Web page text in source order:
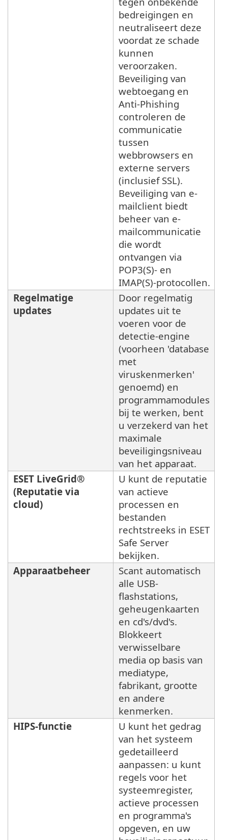
bedreigingen en
neutraliseert deze
voordat ze schade
kunnen
veroorzaken.
Beveiliging van
webtoegang en
Anti-Phishing
controleren de
communicatie
tussen
webbrowsers en
externe servers
(inclusief SSL).
Beveiliging van e-
mailclient biedt
beheer van e-
mailcommunicatie
die wordt
ontvangen via
POP3(S)- en
IMAP(S)-protocollen.
Regelmatige
updates
Door regelmatig
updates uit te
voeren voor de
detectie-engine
(voorheen 'database
met
viruskenmerken'
genoemd) en
programmamodules
bij te werken, bent
u verzekerd van het
maximale
beveiligingsniveau
van het apparaat.
ESET LiveGrid®
(Reputatie via
cloud)
U kunt de reputatie
van actieve
processen en
bestanden
rechtstreeks in ESET
Safe Server
bekijken.
Apparaatbeheer
Scant automatisch
alle USB-
flashstations,
geheugenkaarten
en cd's/dvd's.
Blokkeert
verwisselbare
media op basis van
mediatype,
fabrikant, grootte
en andere
kenmerken.
HIPS-functie
U kunt het gedrag
van het systeem
gedetailleerd
aanpassen: u kunt
regels voor het
systeemregister,
actieve processen
en programma's
opgeven, en uw